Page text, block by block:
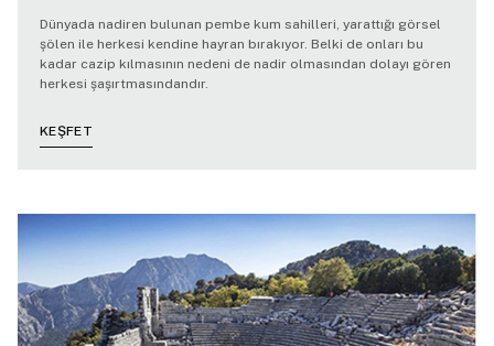
Dünyada nadiren bulunan pembe kum sahilleri, yarattığı görsel
şölen ile herkesi kendine hayran bırakıyor. Belki de onları bu
kadar cazip kılmasının nedeni de nadir olmasından dolayı gören
herkesi şaşırtmasındandır.
KEŞFET